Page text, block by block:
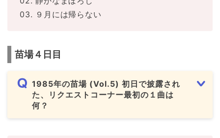
03. ９月には帰らない
苗場４日目
1985年の苗場 (Vol.5) 初日で披露され
た、リクエストコーナー最初の１曲は
何？